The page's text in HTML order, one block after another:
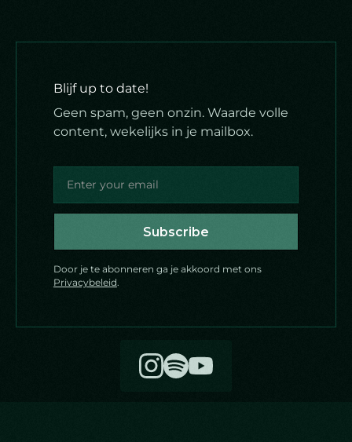
Blijf up to date!
Geen spam, geen onzin. Waarde volle
content, wekelijks in je mailbox.
Door je te abonneren ga je akkoord met ons
Privacybeleid.